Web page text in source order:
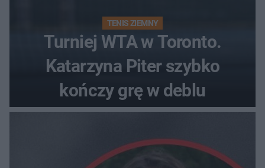
TENIS ZIEMNY
Turniej WTA w Toronto.
Katarzyna Piter szybko
kończy grę w deblu